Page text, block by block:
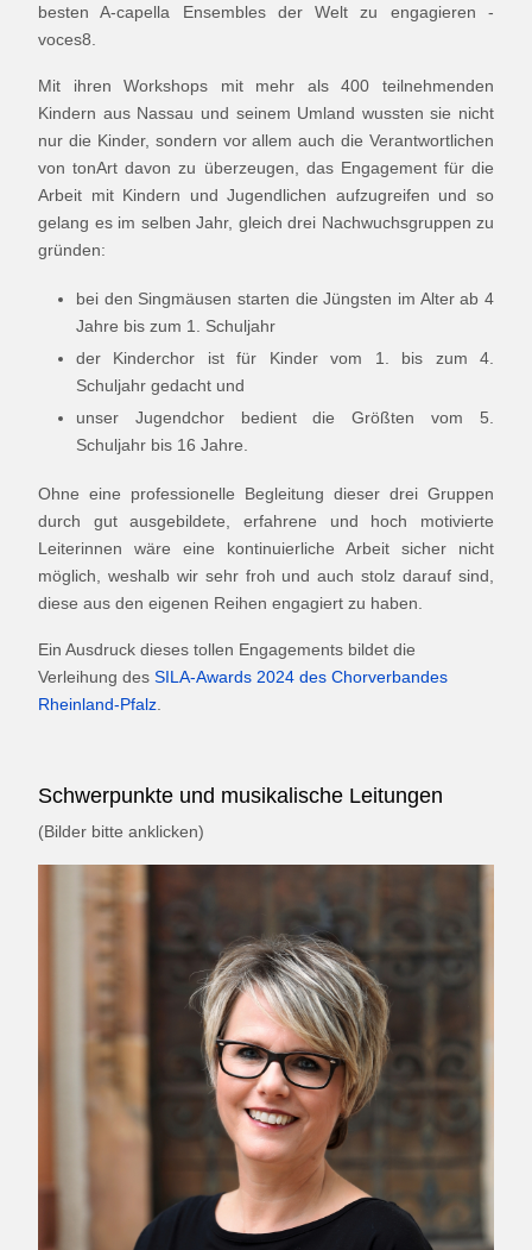
besten A-capella Ensembles der Welt zu engagieren -
voces8.
Mit ihren Workshops mit mehr als 400 teilnehmenden
Kindern aus Nassau und seinem Umland wussten sie nicht
nur die Kinder, sondern vor allem auch die Verantwortlichen
von tonArt davon zu überzeugen, das Engagement für die
Arbeit mit Kindern und Jugendlichen aufzugreifen und so
gelang es im selben Jahr, gleich drei Nachwuchsgruppen zu
gründen:
bei den Singmäusen starten die Jüngsten im Alter ab 4
Jahre bis zum 1. Schuljahr
der Kinderchor ist für Kinder vom 1. bis zum 4.
Schuljahr gedacht und
unser Jugendchor bedient die Größten vom 5.
Schuljahr bis 16 Jahre.
Ohne eine professionelle Begleitung dieser drei Gruppen
durch gut ausgebildete, erfahrene und hoch motivierte
Leiterinnen wäre eine kontinuierliche Arbeit sicher nicht
möglich, weshalb wir sehr froh und auch stolz darauf sind,
diese aus den eigenen Reihen engagiert zu haben.
Ein Ausdruck dieses tollen Engagements bildet die
Verleihung des SILA-Awards 2024 des Chorverbandes
Rheinland-Pfalz
Schwerpunkte und musikalische Leitungen
(Bilder bitte anklicken)